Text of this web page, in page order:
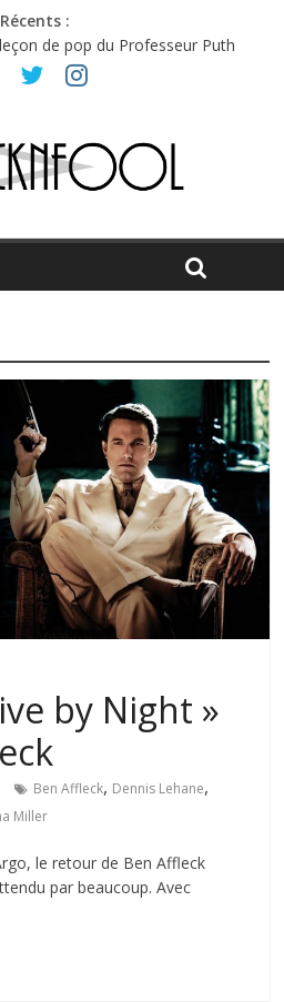
Récents :
de pop du Professeur Puth
festival de musique indépendant
et émotions en hausse
de choisir entre chaleur et bonne
Festival : entre bière, métal et
by Night »
Ben Affleck, Dennis Lehane,
Miller
le retour de Ben Affleck
par beaucoup. Avec